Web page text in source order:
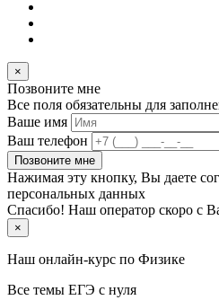
×
Позвоните мне
Все поля обязательны для
Ваше имя
Ваш телефон
Позвоните мне
Нажимая эту кнопку, Вы даете
персональных данных
Спасибо! Наш оператор скоро с
×
Наш онлайн-курс по Физике
Все темы ЕГЭ с нуля